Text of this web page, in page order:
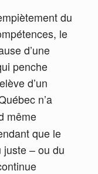
du
le
d’une
penche
d’un
n’a
même
que le
– ou du